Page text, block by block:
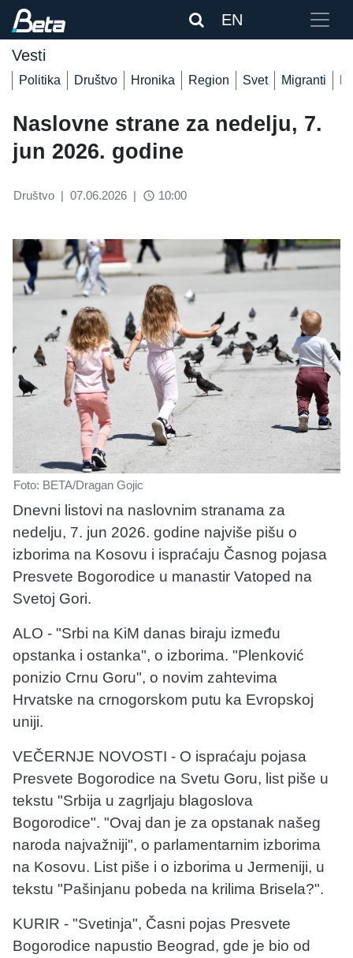
EN
Vesti
Politika Društvo Hronika Region Svet Migranti
Naslovne strane za nedelju, 7.
jun 2026. godine
Društvo | 07.06.2026 | access_time 10:00
Foto: BETA/Dragan Gojic
Dnevni listovi na naslovnim stranama za
nedelju, 7. jun 2026. godine najviše pišu o
izborima na Kosovu i ispraćaju Časnog pojasa
Presvete Bogorodice u manastir Vatoped na
Svetoj Gori.
ALO - "Srbi na KiM danas biraju između
opstanka i ostanka", o izborima. "Plenković
ponizio Crnu Goru", o novim zahtevima
Hrvatske na crnogorskom putu ka Evropskoj
uniji.
VEČERNJE NOVOSTI - O ispraćaju pojasa
Presvete Bogorodice na Svetu Goru, list piše u
tekstu "Srbija u zagrljaju blagoslova
Bogorodice". "Ovaj dan je za opstanak našeg
naroda najvažniji", o parlamentarnim izborima
na Kosovu. List piše i o izborima u Jermeniji, u
tekstu "Pašinjanu pobeda na krilima Brisela?".
KURIR - "Svetinja", Časni pojas Presvete
Bogorodice napustio Beograd, gde je bio od